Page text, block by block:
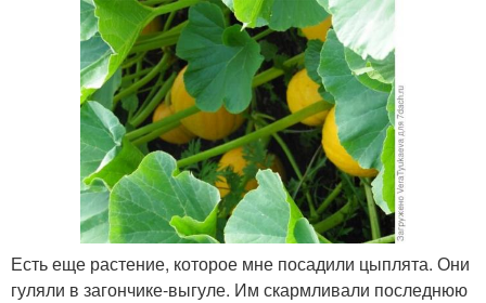
Есть еще растение, которое мне посадили цыплята. Они
гуляли в загончике-выгуле. Им скармливали последнюю